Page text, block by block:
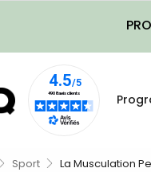
Sport La Musculation